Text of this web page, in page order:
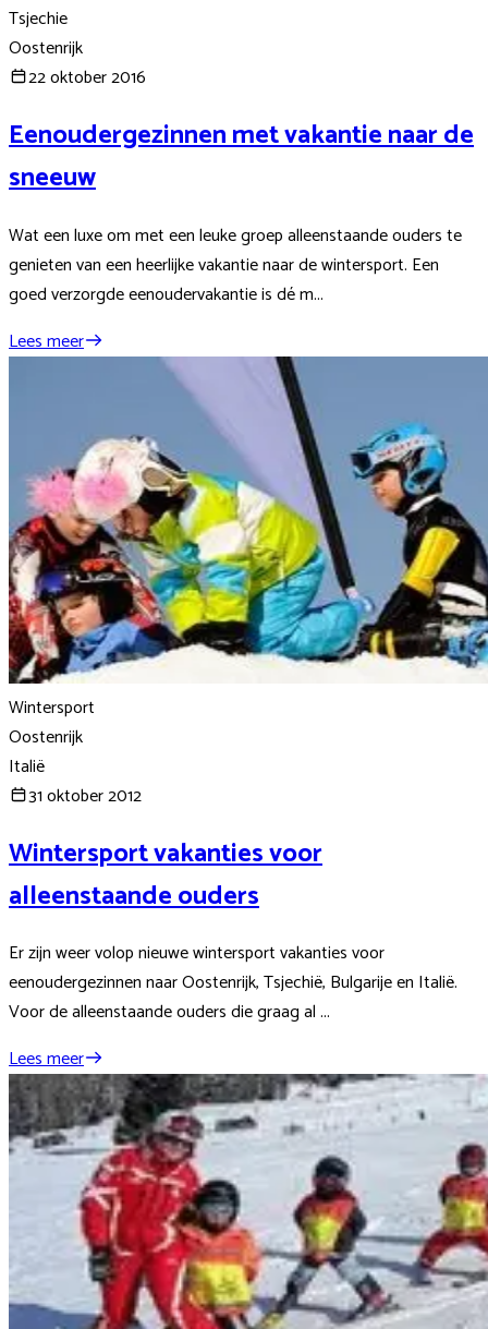
Tsjechie
Oostenrijk
22 oktober 2016
Eenoudergezinnen met vakantie naar de
sneeuw
Wat een luxe om met een leuke groep alleenstaande ouders te
genieten van een heerlijke vakantie naar de wintersport. Een
goed verzorgde eenoudervakantie is dé m...
Lees meer
Wintersport
Oostenrijk
Italië
31 oktober 2012
Wintersport vakanties voor
alleenstaande ouders
Er zijn weer volop nieuwe wintersport vakanties voor
eenoudergezinnen naar Oostenrijk, Tsjechië, Bulgarije en Italië.
Voor de alleenstaande ouders die graag al ...
Lees meer